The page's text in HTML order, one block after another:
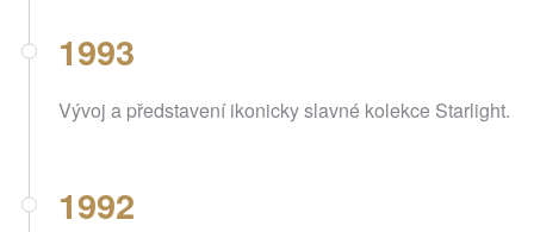
1993
Vývoj a představení ikonicky slavné kolekce Starlight.
1992